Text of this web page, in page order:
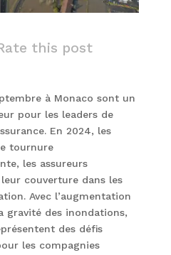
this post
à Monaco sont un
pour les leaders de
En 2024, les
tournure
les assureurs
couverture dans les
Avec l’augmentation
gravité des inondations,
des défis
les compagnies